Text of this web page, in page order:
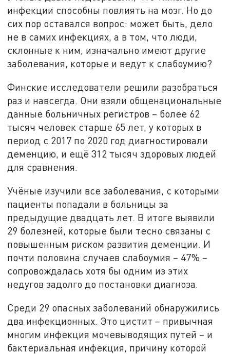
инфекции способны повлиять на мозг. Но до
сих пор оставался вопрос: может быть, дело
не в самих инфекциях, а в том, что люди,
склонные к ним, изначально имеют другие
заболевания, которые и ведут к слабоумию?
Финские исследователи решили разобраться
раз и навсегда. Они взяли общенациональные
данные больничных регистров – более 62
тысяч человек старше 65 лет, у которых в
период с 2017 по 2020 год диагностировали
деменцию, и ещё 312 тысяч здоровых людей
для сравнения.
Учёные изучили все заболевания, с которыми
пациенты попадали в больницы за
предыдущие двадцать лет. В итоге выявили
29 болезней, которые были тесно связаны с
повышенным риском развития деменции. И
почти половина случаев слабоумия – 47% –
сопровождалась хотя бы одним из этих
недугов задолго до постановки диагноза.
Среди 29 опасных заболеваний обнаружились
два инфекционных. Это цистит – привычная
многим инфекция мочевыводящих путей – и
бактериальная инфекция, причину которой